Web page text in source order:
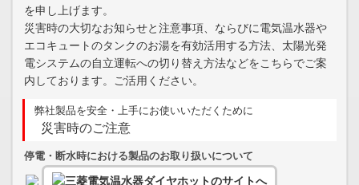
を申し上げます。
災害時の大切なお知らせと注意事項、ならびに電気温水器や
エコキュートのタンクのお湯を有効活用する方法、太陽光発
電システムの自立運転への切り替え方法などをこちらでご案
内しております。ご活用ください。
弊社製品を安全・上手にお使いいただくために
災害時のご注意
停電・断水時における製品のお取り扱いについて